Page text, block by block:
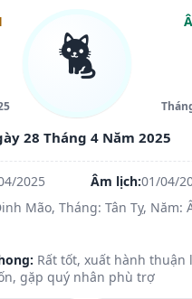
🐈
28 Tháng 4 Năm 2025
2025 Âm lịch:01/04/
Mão, Tháng: Tân Tỵ, Năm:
Rất tốt, xuất hành thuận
gặp quý nhân phù trợ